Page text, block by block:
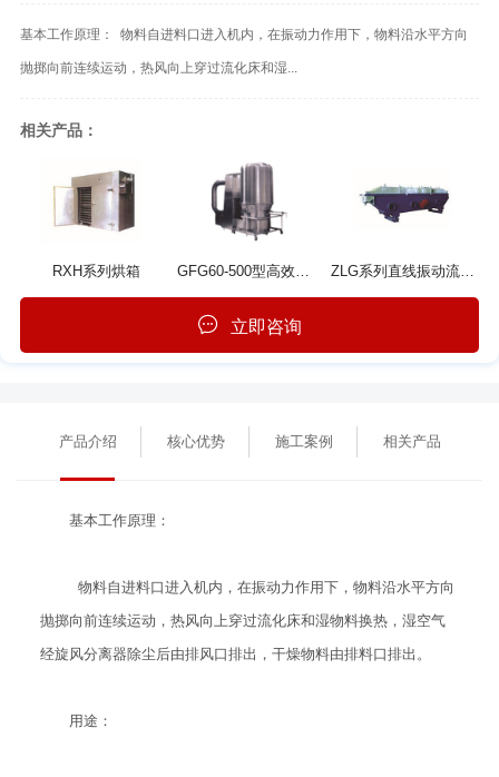
基本工作原理： 物料自进料口进入机内，在振动力作用下，物料沿水平方向
抛掷向前连续运动，热风向上穿过流化床和湿...
相关产品：
RXH系列烘箱 ZLG系列直线振动流化床干燥机
立即咨询
产品介绍 核心优势 施工案例 相关产品
基本工作原理：
物料自进料口进入机内，在振动力作用下，物料沿水平方向
抛掷向前连续运动，热风向上穿过流化床和湿物料换热，湿空气
经旋风分离器除尘后由排风口排出，干燥物料由排料口排出。
用途：